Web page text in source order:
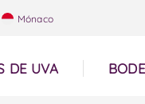
Mónaco
DE UVA